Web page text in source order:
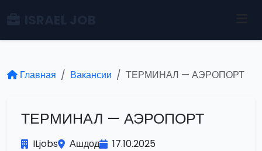
Главная Вакансии ТЕРМИНАЛ — АЭРОПОРТ
ТЕРМИНАЛ — АЭРОПОРТ
ILjobs Ашдод 17.10.2025